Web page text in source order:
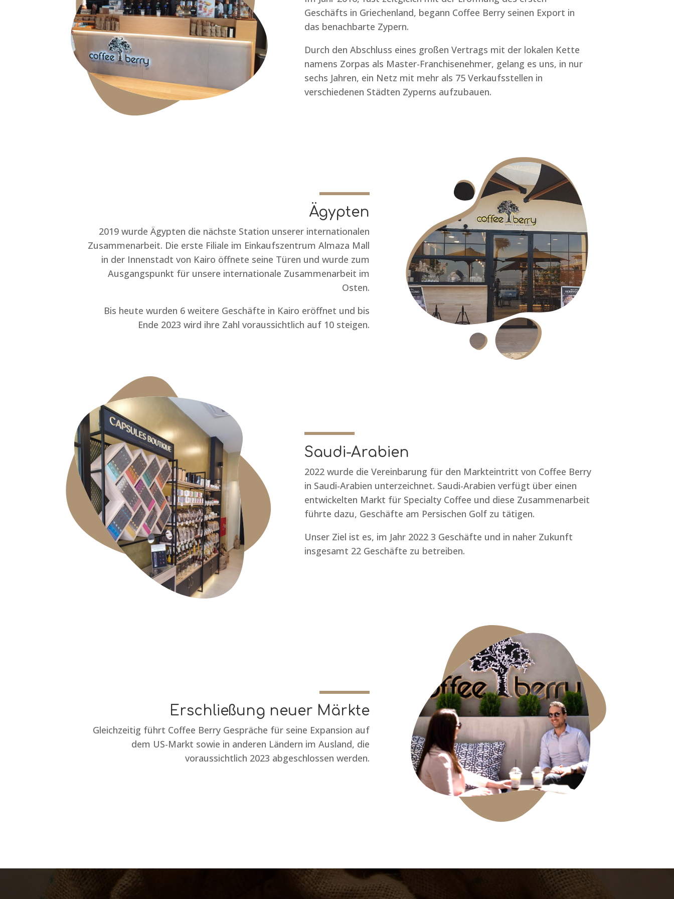
Geschäfts in Griechenland, begann Coffee Berry seinen Export in
das benachbarte Zypern.
Durch den Abschluss eines großen Vertrags mit der lokalen Kette
namens Zorpas als Master-Franchisenehmer, gelang es uns, in nur
sechs Jahren, ein Netz mit mehr als 75 Verkaufsstellen in
verschiedenen Städten Zyperns aufzubauen.
Ägypten
2019 wurde Ägypten die nächste Station unserer internationalen
Zusammenarbeit. Die erste Filiale im Einkaufszentrum Almaza Mall
in der Innenstadt von Kairo öffnete seine Türen und wurde zum
Ausgangspunkt für unsere internationale Zusammenarbeit im
Osten.
Bis heute wurden 6 weitere Geschäfte in Kairo eröffnet und bis
Ende 2023 wird ihre Zahl voraussichtlich auf 10 steigen.
Saudi-Arabien
2022 wurde die Vereinbarung für den Markteintritt von Coffee Berry
in Saudi-Arabien unterzeichnet. Saudi-Arabien verfügt über einen
entwickelten Markt für Specialty Coffee und diese Zusammenarbeit
führte dazu, Geschäfte am Persischen Golf zu tätigen.
Unser Ziel ist es, im Jahr 2022 3 Geschäfte und in naher Zukunft
insgesamt 22 Geschäfte zu betreiben.
Erschließung neuer Märkte
Gleichzeitig führt Coffee Berry Gespräche für seine Expansion auf
dem US-Markt sowie in anderen Ländern im Ausland, die
voraussichtlich 2023 abgeschlossen werden.